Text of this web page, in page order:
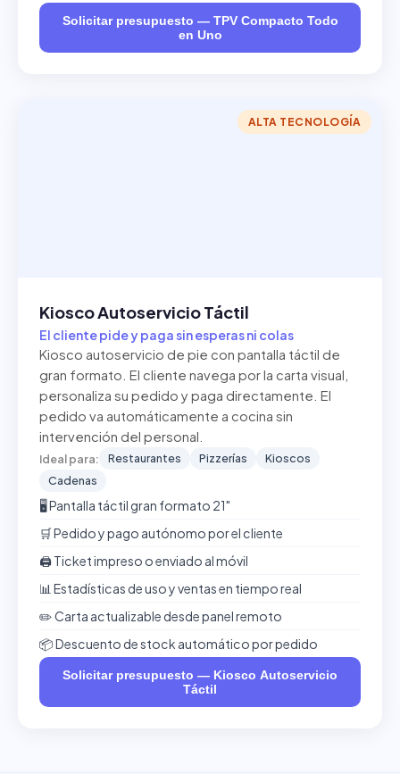
Solicitar presupuesto — TPV Compacto Todo
en Uno
ALTA TECNOLOGÍA
Kiosco Autoservicio Táctil
El cliente pide y paga sin esperas ni colas
Kiosco autoservicio de pie con pantalla táctil de
gran formato. El cliente navega por la carta visual,
personaliza su pedido y paga directamente. El
pedido va automáticamente a cocina sin
intervención del personal.
Ideal para: Restaurantes Pizzerías
Kioscos
Cadenas
🖥️ Pantalla táctil gran formato 21"
🛒 Pedido y pago autónomo por el cliente
🖨️ Ticket impreso o enviado al móvil
📊 Estadísticas de uso y ventas en tiempo real
✏️ Carta actualizable desde panel remoto
📦 Descuento de stock automático por pedido
Solicitar presupuesto — Kiosco Autoservicio
Táctil